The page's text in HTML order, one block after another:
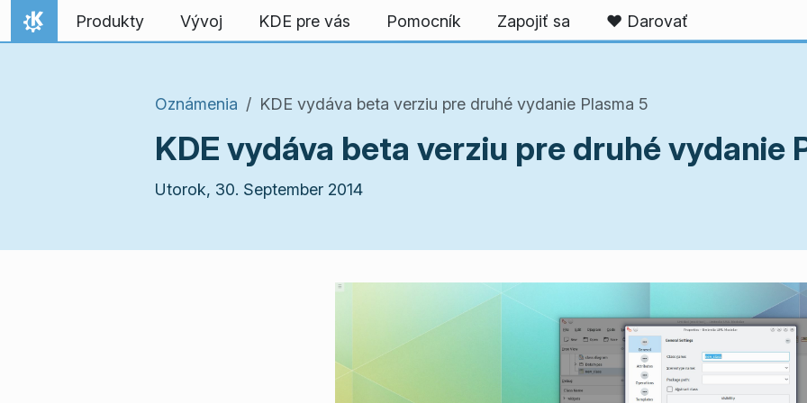
Preskočiť na obsah
Domov
Produkty Vývoj KDE pre vás Pomocník Zapojiť sa ❤️ Darovať
Oznámenia KDE vydáva beta verziu pre druhé vydanie Plasma 5
KDE vydáva beta verziu pre druhé vydanie
Utorok, 30. September 2014